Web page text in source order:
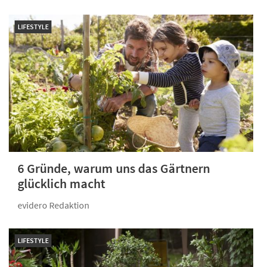
LIFESTYLE
6 Gründe, warum uns das Gärtnern
glücklich macht
evidero Redaktion
LIFESTYLE